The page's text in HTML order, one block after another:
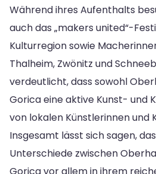
Während ihres Aufenthalts
auch das „makers united“-
Kulturregion sowie
Thalheim, Zwönitz und
verdeutlicht, dass sowohl
Gorica eine aktive Kunst- und
von lokalen Künstlerinnen und
Insgesamt lässt sich sagen,
Unterschiede zwischen
Gorica vor allem in ihrem